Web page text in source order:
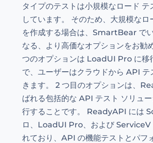
タイプのテストは小規模なロード テ
しています。 そのため、大規模なロ
を作成する場合は、SmartBear で
なる、より高価なオプションをお勧
つのオプションは LoadUI Pro に移
で、ユーザーはクラウドから API テ
きます。 2 つ目のオプションは、
ばれる包括的な API テスト ソリュ
行することです。 ReadyAPI には
ロ、LoadUI Pro、および ServiceV
れており、API の機能テストとパフ